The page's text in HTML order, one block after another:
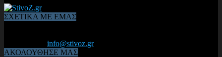
ΣΧΕΤΙΚΑ ΜΕ ΕΜΑΣ
info@stivoz.gr
ΑΚΟΛΟΥΘΗΣΕ ΜΑΣ